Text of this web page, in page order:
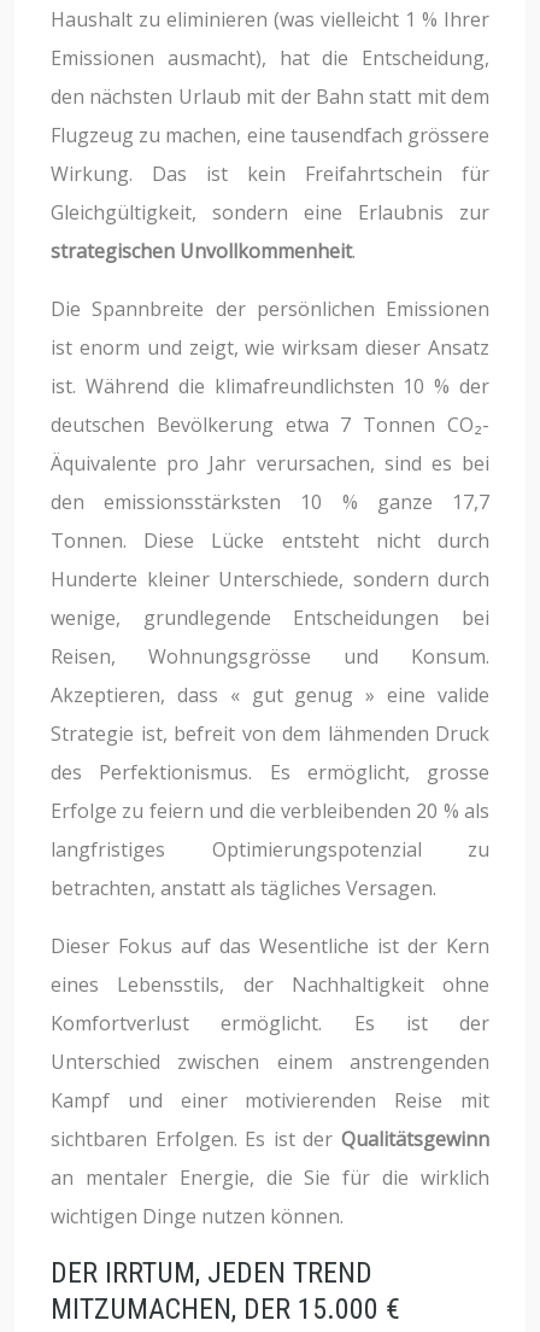
Haushalt zu eliminieren (was vielleicht 1 % Ihrer
Emissionen ausmacht), hat die Entscheidung,
den nächsten Urlaub mit der Bahn statt mit dem
Flugzeug zu machen, eine tausendfach grössere
Wirkung. Das ist kein Freifahrtschein für
Gleichgültigkeit, sondern eine Erlaubnis zur
strategischen Unvollkommenheit.
Die Spannbreite der persönlichen Emissionen
ist enorm und zeigt, wie wirksam dieser Ansatz
ist. Während die klimafreundlichsten 10 % der
deutschen Bevölkerung etwa 7 Tonnen CO₂-
Äquivalente pro Jahr verursachen, sind es bei
den emissionsstärksten 10 % ganze 17,7
Tonnen. Diese Lücke entsteht nicht durch
Hunderte kleiner Unterschiede, sondern durch
wenige, grundlegende Entscheidungen bei
Reisen, Wohnungsgrösse und Konsum.
Akzeptieren, dass « gut genug » eine valide
Strategie ist, befreit von dem lähmenden Druck
des Perfektionismus. Es ermöglicht, grosse
Erfolge zu feiern und die verbleibenden 20 % als
langfristiges Optimierungspotenzial zu
betrachten, anstatt als tägliches Versagen.
Dieser Fokus auf das Wesentliche ist der Kern
eines Lebensstils, der Nachhaltigkeit ohne
Komfortverlust ermöglicht. Es ist der
Unterschied zwischen einem anstrengenden
Kampf und einer motivierenden Reise mit
sichtbaren Erfolgen. Es ist der Qualitätsgewinn
an mentaler Energie, die Sie für die wirklich
wichtigen Dinge nutzen können.
DER IRRTUM, JEDEN TREND
MITZUMACHEN, DER 15.000 €